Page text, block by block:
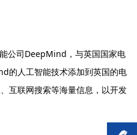
公司DeepMind，与英国国家电
的人工智能技术添加到英国的电
互联网搜索等海量信息，以开发